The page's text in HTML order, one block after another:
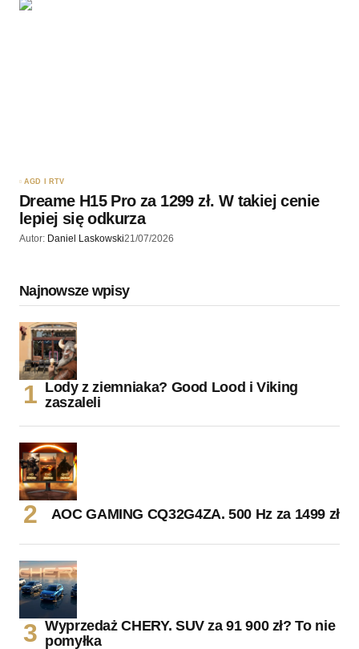
AGD I RTV
Dreame H15 Pro za 1299 zł. W takiej cenie
lepiej się odkurza
Autor: Daniel Laskowski21/07/2026
Najnowsze wpisy
Lody z ziemniaka? Good Lood i Viking
zaszaleli
AOC GAMING CQ32G4ZA. 500 Hz za 1499 zł
Wyprzedaż CHERY. SUV za 91 900 zł? To nie
pomyłka